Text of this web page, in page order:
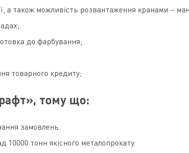
а також можливість розвантаження кранами –
до фарбування;
товарного кредиту;
тому що:
замовлень.
10000 тонн якісного металопрокату.